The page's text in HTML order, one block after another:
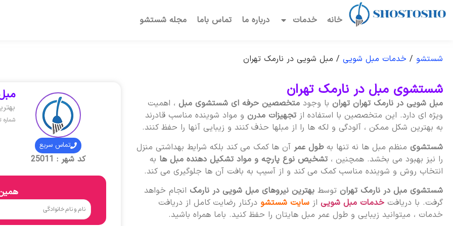
خانه خدمات درباره ما تماس باما مجله شستشو
شستشو / خدمات مبل شویی / مبل شویی در نارمک تهران
شستشوی مبل در نارمک تهران
مبل شویی در نارمک تهران تهران با وجود متخصصین حرفه ای شستشوی مبل ، اهمیت
ویژه ای دارد. این متخصصین با استفاده از تجهیزات مدرن و مواد شوینده مناسب قادرند
به بهترین شکل ممکن ، آلودگی و لکه ها را از مبلها حذف کنند و زیبایی آنها را حفظ کنند.
شستشوی منظم مبل ها نه تنها بهطول عمر آن ها کمک می کند بلکه شرایط بهداشتی منزل
را نیز بهبود می بخشد. همچنین ، تشخیص نوع پارچه و مواد تشکیل دهنده مبل ها به
انتخاب روش و شوینده مناسب کمک می کند و از آسیب به بافت آن ها جلوگیری می کند.
شستشوی مبل در نارمک تهران توسط بهترین نیروهای مبل شویی در نارمک انجام خواهد
گرفت. با دریافت خدمات مبل شویی از سایت شستشو درکنار رضایت کامل از دریافت
خدمات ، میتوانید زیبایی و طول عمر مبل هایتان را حفظ کنید. باما همراه باشید.
تماس سریع
کد شهر : 25011
شماره